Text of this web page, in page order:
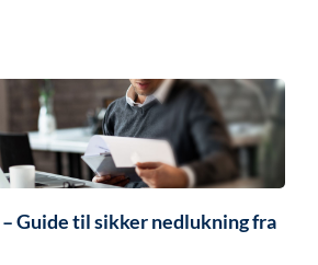
Guide til sikker nedlukning fra